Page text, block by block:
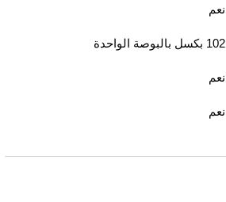
نعم
102 بكسل بالبوصة الواحدة
نعم
نعم